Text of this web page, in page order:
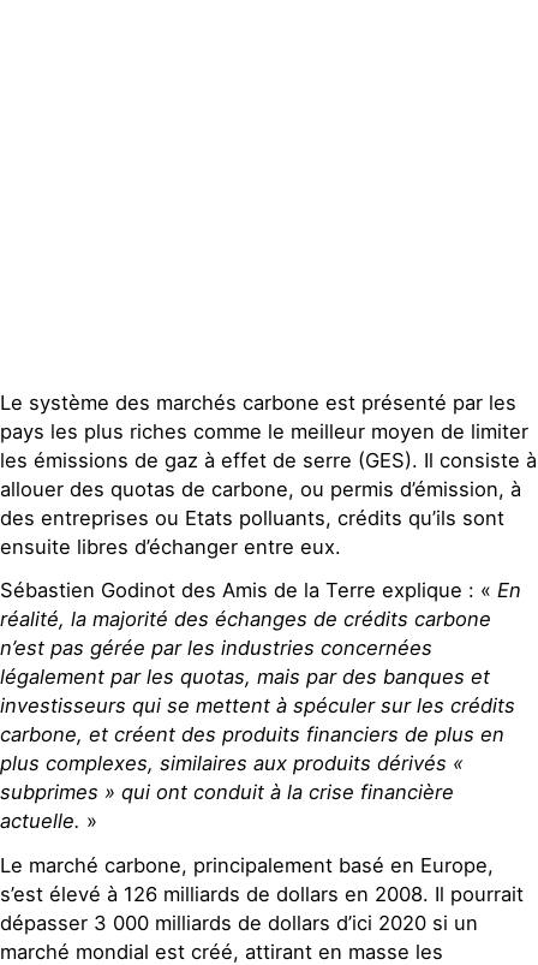
Le système des marchés carbone est présenté par les
pays les plus riches comme le meilleur moyen de limiter
les émissions de gaz à effet de serre (GES). Il consiste à
allouer des quotas de carbone, ou permis d’émission, à
des entreprises ou Etats polluants, crédits qu’ils sont
ensuite libres d’échanger entre eux.
Sébastien Godinot des Amis de la Terre explique : « En
réalité, la majorité des échanges de crédits carbone
n’est pas gérée par les industries concernées
légalement par les quotas, mais par des banques et
investisseurs qui se mettent à spéculer sur les crédits
carbone, et créent des produits financiers de plus en
plus complexes, similaires aux produits dérivés «
subprimes » qui ont conduit à la crise financière
actuelle. »
Le marché carbone, principalement basé en Europe,
s’est élevé à 126 milliards de dollars en 2008. Il pourrait
dépasser 3 000 milliards de dollars d’ici 2020 si un
marché mondial est créé, attirant en masse les